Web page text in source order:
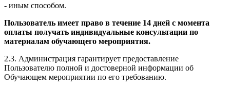
- иным способом.
Пользователь имеет право в течение 14 дней с момента
оплаты получать индивидуальные консультации по
материалам обучающего мероприятия.
2.3. Администрация гарантирует предоставление
Пользователю полной и достоверной информации об
Обучающем мероприятии по его требованию.